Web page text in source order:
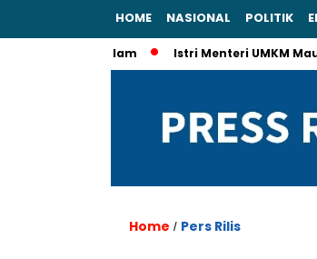
HOME NASIONAL POLITIK
Istri Menteri UMKM Mau Tur
Home / Pers Rilis